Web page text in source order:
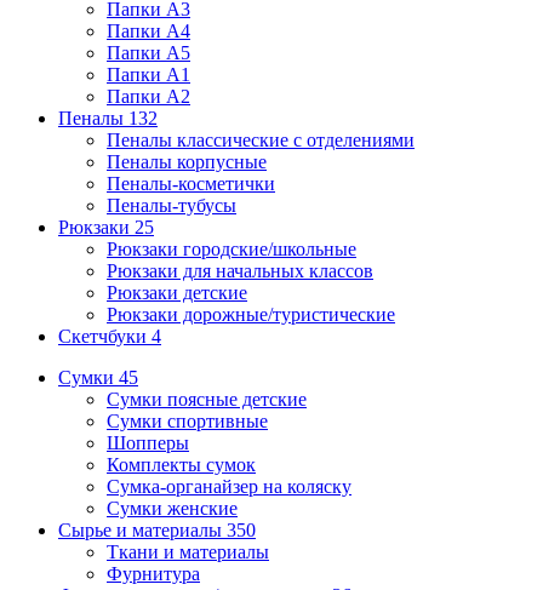
Папки А3
Папки А4
Папки А5
Папки А1
Папки А2
Пеналы 132
Пеналы классические с отделениями
Пеналы корпусные
Пеналы-косметички
Пеналы-тубусы
Рюкзаки 25
Рюкзаки городские/школьные
Рюкзаки для начальных классов
Рюкзаки детские
Рюкзаки дорожные/туристические
Скетчбуки 4
Сумки 45
Сумки поясные детские
Сумки спортивные
Шопперы
Комплекты сумок
Сумка-органайзер на коляску
Сумки женские
Сырье и материалы 350
Ткани и материалы
Фурнитура